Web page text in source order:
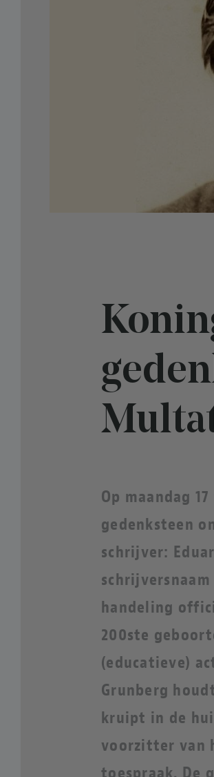
Op maandag
gedenksteen
schrijver:
schrijversnaam
handeling
200ste
(educatieve)
Grunberg
kruipt in de
voorzitter van